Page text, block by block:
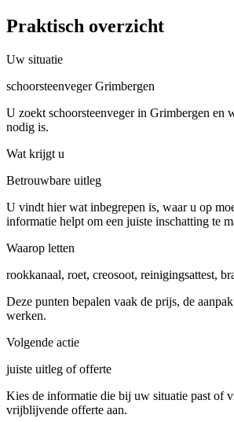
Praktisch overzicht
Uw situatie
schoorsteenveger Grimbergen
U zoekt schoorsteenveger in Grimbergen en
nodig is.
Wat krijgt u
Betrouwbare uitleg
U vindt hier wat inbegrepen is, waar u op
informatie helpt om een juiste inschatting te
Waarop letten
rookkanaal, roet, creosoot, reinigingsattest,
Deze punten bepalen vaak de prijs, de
werken.
Volgende actie
juiste uitleg of offerte
Kies de informatie die bij uw situatie past of
vrijblijvende offerte aan.